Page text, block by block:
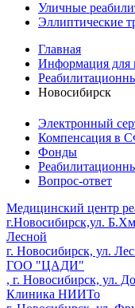
Уличные
Эллиптические
Главная
Информация для
Новосибирск
Электронный
Компенсация в
Фонды
Вопрос-ответ
Медицинский центр
г.Новосибирск,ул.
Лесной
г. Новосибирск, ул.
ГОО "ЦАДИ"
, г. Новосибирск, ул.
Клиника НИИТо